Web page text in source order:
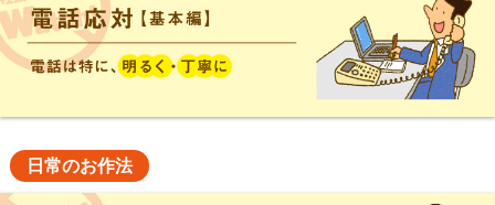
日常のお作法